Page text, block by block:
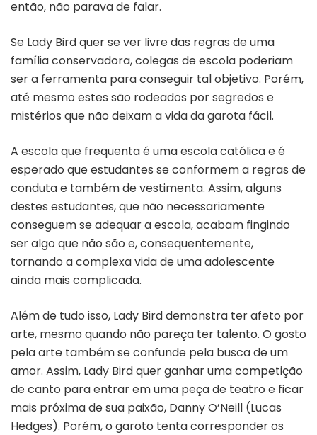
então, não parava de falar.
Se Lady Bird quer se ver livre das regras de uma
família conservadora, colegas de escola poderiam
ser a ferramenta para conseguir tal objetivo. Porém,
até mesmo estes são rodeados por segredos e
mistérios que não deixam a vida da garota fácil.
A escola que frequenta é uma escola católica e é
esperado que estudantes se conformem a regras de
conduta e também de vestimenta. Assim, alguns
destes estudantes, que não necessariamente
conseguem se adequar a escola, acabam fingindo
ser algo que não são e, consequentemente,
tornando a complexa vida de uma adolescente
ainda mais complicada.
Além de tudo isso, Lady Bird demonstra ter afeto por
arte, mesmo quando não pareça ter talento. O gosto
pela arte também se confunde pela busca de um
amor. Assim, Lady Bird quer ganhar uma competição
de canto para entrar em uma peça de teatro e ficar
mais próxima de sua paixão, Danny O’Neill (Lucas
Hedges). Porém, o garoto tenta corresponder os